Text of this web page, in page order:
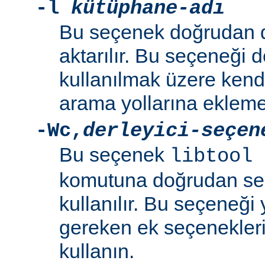
-l kütüphane-adı
Bu seçenek doğrudan
aktarılır. Bu seçeneği
kullanılmak üzere
arama yollarına
-Wc, derleyici-
Bu seçenek libtool
komutuna doğrudan
kullanılır. Bu
gereken ek
kullanın.